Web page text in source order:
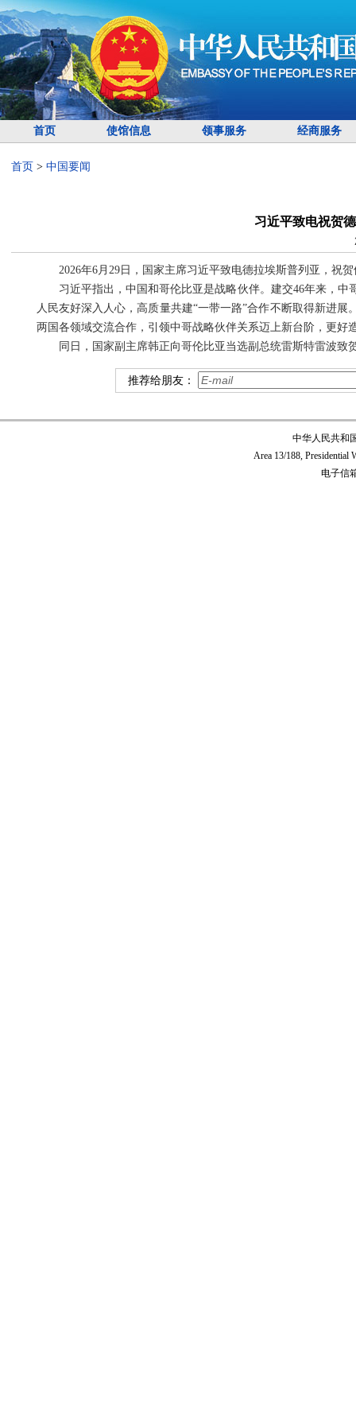
首页 使馆信息 领事服务 经商服务
首页 > 中国要闻
习近平致电祝贺
2026年6月29日，国家主席习近平致电德拉埃斯普列亚，祝
习近平指出，中国和哥伦比亚是战略伙伴。建交46年来，
人民友好深入人心，高质量共建“一带一路”合作不断取得新进
两国各领域交流合作，引领中哥战略伙伴关系迈上新台阶，更好
同日，国家副主席韩正向哥伦比亚当选副总统雷斯特雷波致
推荐给朋友：
中华人民共和
Area 13/188, Presidential
电子信